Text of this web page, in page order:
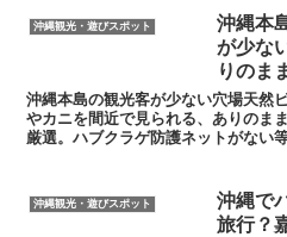
沖縄観光・遊びスポット
沖縄本
が少な
りのま
沖縄本島の観光客が少ない穴場天然
やカニを間近で見られる、ありのま
厳選。ハブクラゲ防護ネットがない
沖縄観光・遊びスポット
沖縄で
旅行？